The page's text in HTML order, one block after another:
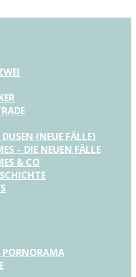
(NEUE FÄLLE)
– DIE NEUEN FÄLLE
& CO